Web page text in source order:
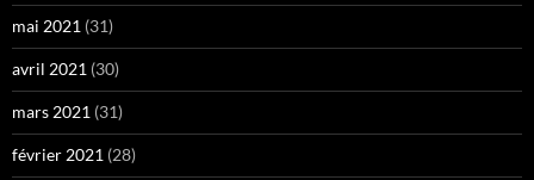
mai 2021 (31)
avril 2021 (30)
mars 2021 (31)
février 2021 (28)